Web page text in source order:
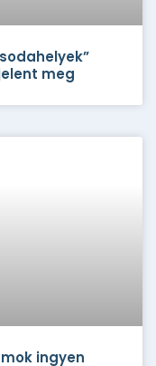
meg
ingyen